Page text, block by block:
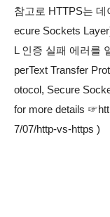
참고로 HTTPS는
ecure Sockets
L 인증 실패 에러를
perText Transfer
otocol, Secure
for more details
7/07/http-vs-https )